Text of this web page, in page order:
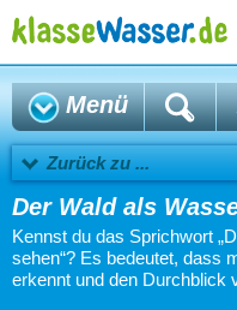
Menü
Zurück zu ...
Der Wald als
Kennst du das Sprichwort
sehen“? Es bedeutet, dass
erkennt und den Durchblick